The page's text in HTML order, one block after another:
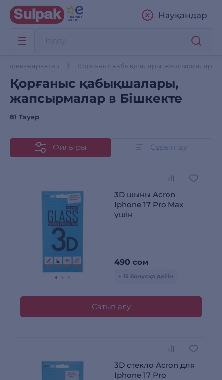
Науқандар
керек-жарақтар Қорғаныс қабықшалары, жапсырмалар
Қорғаныс қабықшалары,
жапсырмалар в Бішкекте
81 Тауар
Фильтры Сұрыптау
3D шыны Acron
Iphone 17 Pro Max
үшін
490 сом
+ 15 бонусқа дейін
Сатып алу
3D стекло Acron для
Iphone 17 Pro